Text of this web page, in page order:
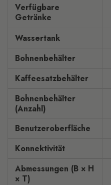
Verfügbare
Getränke
Wassertank
Bohnenbehälter
Kaffeesatzbehälter
Bohnenbehälter
(Anzahl)
Benutzeroberfläche
Konnektivität
Abmessungen (B × H
× T)